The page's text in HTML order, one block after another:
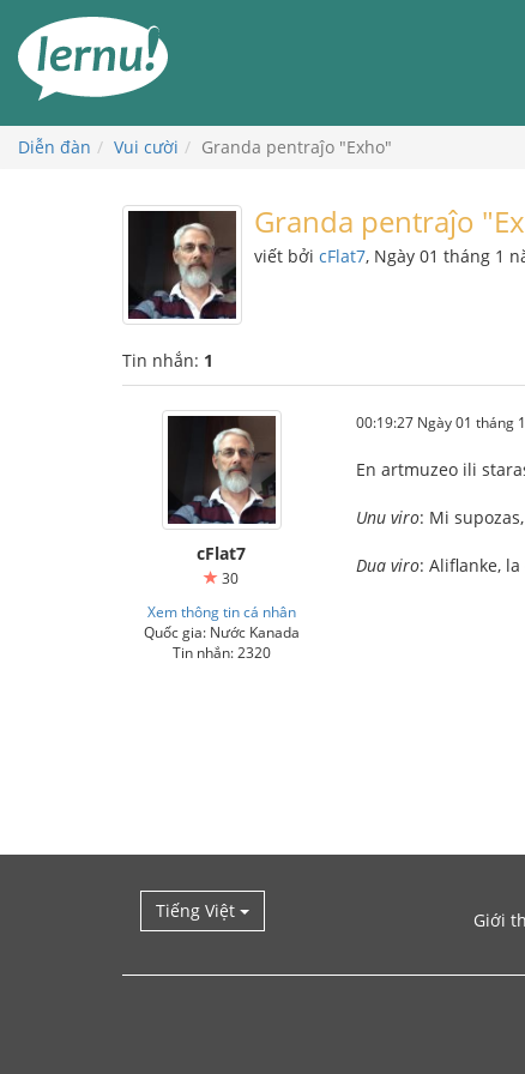
đến
phần
dung
Diễn đàn Vui cười Granda pentraĵo "Exho"
Granda pentraĵo
viết bởi cFlat7, Ngày 01 tháng 1
Tin nhắn: 1
cFlat7
30
Xem thông tin cá nhân
Quốc gia: Nước Kanada
Tin nhắn: 2320
00:19:27 Ngày 01 tháng
En artmuzeo ili
Unu viro: Mi
Dua viro: Aliflanke,
Tiếng Việt Giới